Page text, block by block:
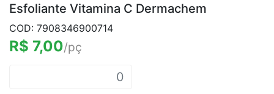
Esfoliante Vitamina C Dermachem
COD: 7908346900714
R$ 7,00/pç